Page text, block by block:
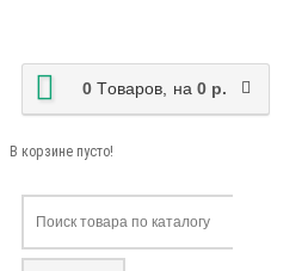
0 Tоваров, на 0 р.
В корзине пусто!